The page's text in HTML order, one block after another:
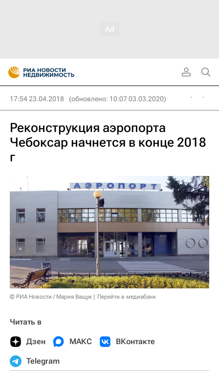
17:54 23.04.2018 (обновлено: 10:07 03.03.2020)
Реконструкция аэропорта
Чебоксар начнется в конце 2018
г
© РИА Новости / Мария Ващук Перейти в медиабанк
Читать в
Дзен МАКС ВКонтакте
Telegram